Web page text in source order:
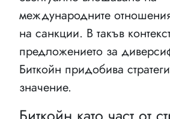
международните
на санкции. В такъв
предложението за
Биткойн придобива
значение.